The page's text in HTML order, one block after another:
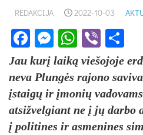
REDAKCIJA 2022-10-03
Facebook
Messenger
Viber
Jau kurį laiką vie­šo­jo­je
ne­va Plungės ra­jo­no
įstaigų ir įmo­nių
at­si­žvel­giant ne į jų dar­bo
į po­li­ti­nes ir as­me­ni­nes